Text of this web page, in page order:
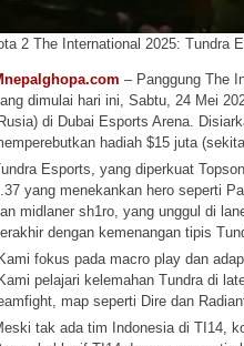
2 The International 2025: Tundra
– Panggung The
dimulai hari ini, Sabtu, 24 Mei
di Dubai Esports Arena.
hadiah $15 juta
Esports, yang diperkuat
yang menekankan hero seperti
midlaner sh1ro, yang unggul di
dengan kemenangan tipis
fokus pada macro play dan
pelajari kelemahan Tundra di
map seperti Dire dan
tak ada tim Indonesia di TI14,